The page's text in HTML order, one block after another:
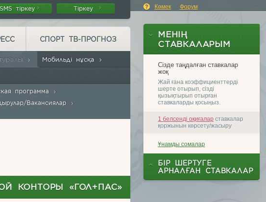
Көмек Форум
SMS тіркеу Тіркеу
программа
Вакансиялар
Мобильді нұсқа
СПОРТ ТВ-ПРОГНОЗ
КОНТОРЫ «ГОЛ+ПАС»